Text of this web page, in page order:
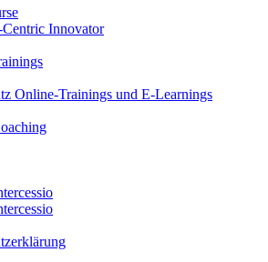
Innovator
Online-Trainings und E-Learnings